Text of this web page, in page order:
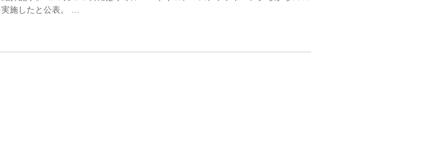
施したと公表。 …